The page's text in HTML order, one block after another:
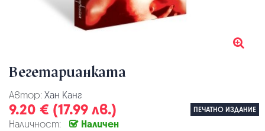
Вегетарианката
Автор: Хан Канг
9.20 € (17.99 лв.) ПЕЧАТНО ИЗДАНИЕ
Наличност: Наличен